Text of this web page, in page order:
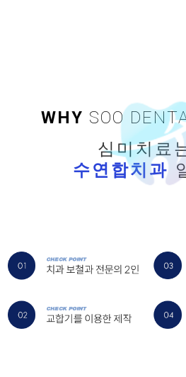
WHY SOO
심미치료
수연합치과